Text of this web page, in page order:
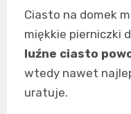
Ciasto na domek
miękkie pierniczki
luźne ciasto
wtedy nawet
uratuje.